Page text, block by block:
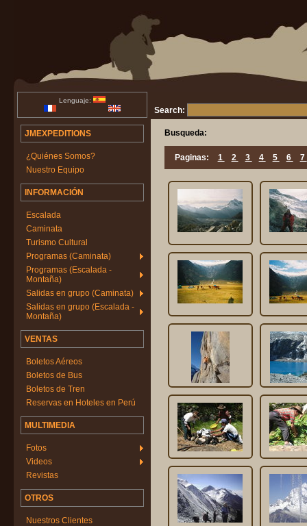
Lenguaje:
JMEXPEDITIONS
¿Quiénes Somos?
Nuestro Equipo
INFORMACIÓN
Escalada
Caminata
Turismo Cultural
Programas (Caminata)
Programas (Escalada -
Montaña)
Salidas en grupo (Caminata)
Salidas en grupo (Escalada -
Montaña)
VENTAS
Boletos Aéreos
Boletos de Bus
Boletos de Tren
Reservas en Hoteles en Perú
MULTIMEDIA
Fotos
Videos
Revistas
OTROS
Nuestros Clientes
Search:
Busqueda:
Paginas: 1 2 3 4 5 6 7